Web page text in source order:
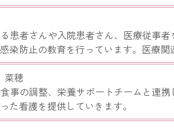
患者さんや入院患者さん、医療従事
染防止の教育を行っています。医療
菜穂
事の調整、栄養サポートチームと連
た看護を提供していきます。